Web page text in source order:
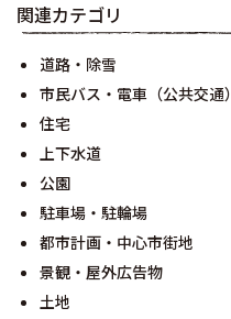
関連カテゴリ
道路・除雪
市民バス・電車（公共交通）
住宅
上下水道
公園
駐車場・駐輪場
都市計画・中心市街地
景観・屋外広告物
土地